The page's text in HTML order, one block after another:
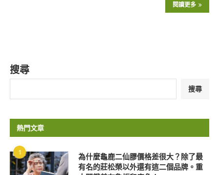
閱讀更多
搜尋
搜尋
熱門文章
1
為什麼龜鹿二仙膠價格差很大？除了最
有名的莊松榮以外還有這二個品牌。重